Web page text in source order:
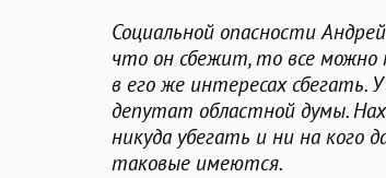
Социальной опасности
что он сбежит, то все можно
в его же интересах сбегать.
депутат областной думы.
никуда убегать и ни на кого
таковые имеются.